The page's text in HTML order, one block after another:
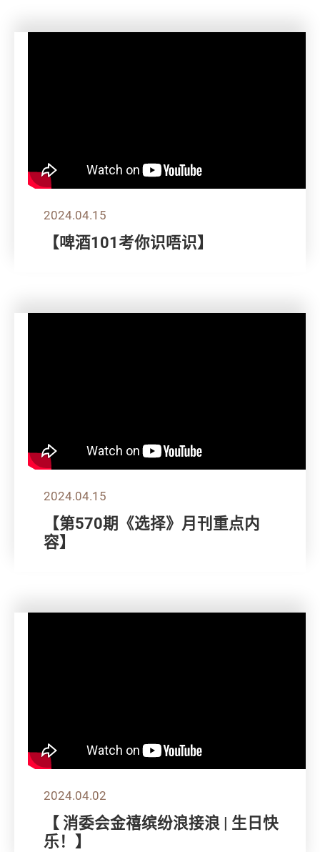
2024.04.15
【啤酒101考你识唔识】
2024.04.15
【第570期《选择》月刊重点内
容】
2024.04.02
【 消委会金禧缤纷浪接浪 | 生日快
乐！】